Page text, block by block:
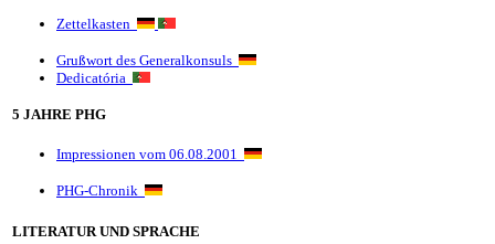
Zettelkasten
Grußwort des Generalkonsuls
Dedicatória
5 JAHRE PHG
Impressionen vom 06.08.2001
PHG-Chronik
LITERATUR UND SPRACHE